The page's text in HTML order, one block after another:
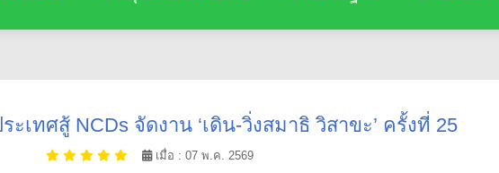
เทศสู้ NCDs จัดงาน ‘เดิน-วิ่งสมาธิ วิสาขะ’ ครั้งที่ 25
เมื่อ : 07 พ.ค. 2569